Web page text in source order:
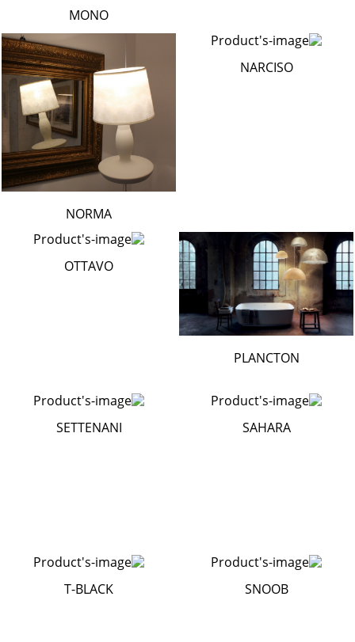
MONO
NARCISO
NORMA
PLANCTON
OTTAVO
SAHARA
SETTENANI
SNOOB
T-BLACK